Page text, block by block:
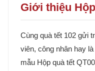
Giới thiệu
Cùng quà tết 102 gửi
viên, công nhân hay
mẫu Hộp quà tết